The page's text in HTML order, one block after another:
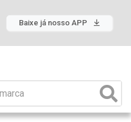
Baixe já nosso APP